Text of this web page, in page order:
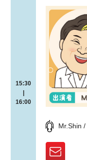
15:30
16:00
Mr.Shin